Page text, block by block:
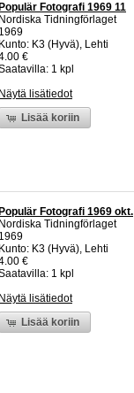
Populär Fotografi 1969 11
Nordiska Tidningförlaget
1969
Kunto: K3 (Hyvä), Lehti
€
1 kpl
Näytä lisätiedot
Lisää koriin
Populär Fotografi 1969 okt.
Nordiska Tidningförlaget
1969
Kunto: K3 (Hyvä), Lehti
€
1 kpl
Näytä lisätiedot
Lisää koriin